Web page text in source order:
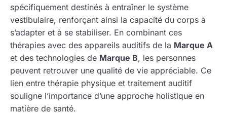
spécifiquement destinés à entraîner le système
vestibulaire, renforçant ainsi la capacité du corps à
s’adapter et à se stabiliser. En combinant ces
thérapies avec des appareils auditifs de la Marque A
et des technologies de Marque B, les personnes
peuvent retrouver une qualité de vie appréciable. Ce
lien entre thérapie physique et traitement auditif
souligne l’importance d’une approche holistique en
matière de santé.